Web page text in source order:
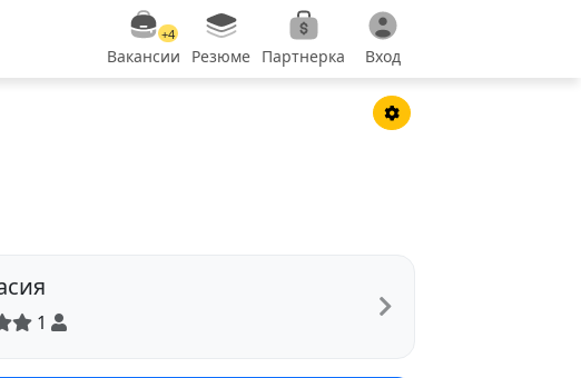
+4
Вакансии Резюме Партнерка Вход
1